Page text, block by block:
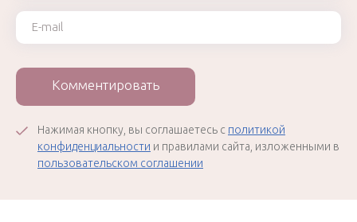
Ваш e-mail
Комментировать
Нажимая кнопку, вы соглашаетесь с политикой
конфиденциальности и правилами сайта, изложенными в
пользовательском соглашении